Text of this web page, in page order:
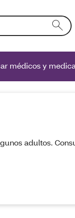
en el campo de
médicos y
adultos.